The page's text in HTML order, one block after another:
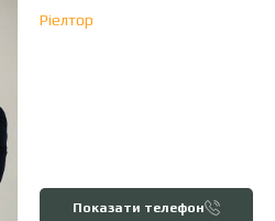
Ріелтор
Показати телефон